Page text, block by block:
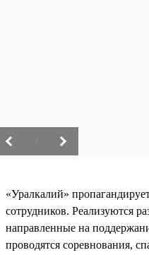
«Уралкалий»
сотрудников. Реализуются
направленные на
проводятся соревнования,